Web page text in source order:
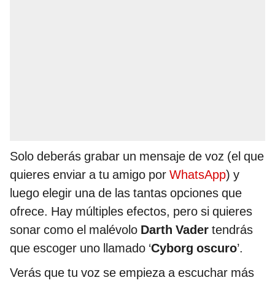
Solo deberás grabar un mensaje de voz (el que
quieres enviar a tu amigo por WhatsApp) y
luego elegir una de las tantas opciones que
ofrece. Hay múltiples efectos, pero si quieres
sonar como el malévolo Darth Vader tendrás
que escoger uno llamado ‘Cyborg oscuro’.
Verás que tu voz se empieza a escuchar más